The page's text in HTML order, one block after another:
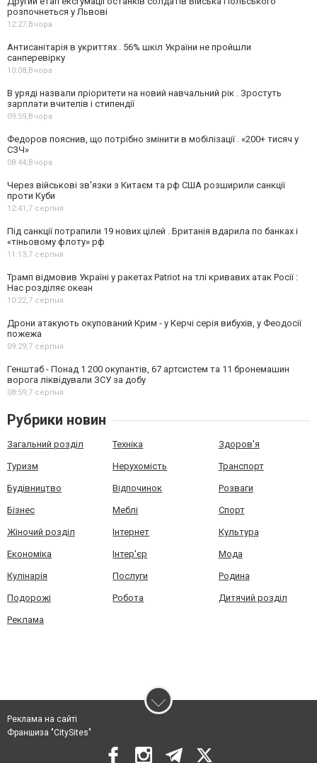
розпочнеться у Львові
12:27,Вчора
Антисанітарія в укриттях . 56% шкіл України не пройшли
санперевірку
10:08,Вчора
В уряді назвали пріоритети на новий навчальний рік . Зростуть
зарплати вчителів і стипендії
09:59,Вчора
Федоров пояснив, що потрібно змінити в мобілізації . «200+ тисяч у
СЗЧ»
08:44,Вчора
Через військові зв'язки з Китаєм та рф США розширили санкції
проти Куби
12:41,7 серпня
Під санкції потрапили 19 нових цілей . Британія вдарила по банках і
«тіньовому флоту» рф
11:13,7 серпня
Трамп відмовив Україні у ракетах Patriot на тлі кривавих атак Росії :
Нас розділяє океан
10:22,7 серпня
Дрони атакують окупований Крим - у Керчі серія вибухів, у Феодосії
пожежа
09:29,7 серпня
Генштаб - Понад 1 200 окупантів, 67 артсистем та 11 бронемашин
ворога ліквідували ЗСУ за добу
08:59,7 серпня
Рубрики новин
Загальний розділ Техніка Здоров'я
Туризм Нерухомість Транспорт
Будівництво Відпочинок Розваги
Бізнес Меблі Спорт
Жіночий розділ Інтернет Культура
Економіка Інтер'єр Мода
Кулінарія Послуги Родина
Подорожі Робота Дитячий розділ
Реклама
Реклама на сайті
Франшиза "CitySites"